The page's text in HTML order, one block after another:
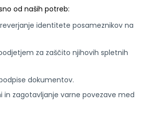
od naših potreb:
identitete posameznikov na
za zaščito njihovih spletnih
dokumentov.
in zagotavljanje varne povezave med